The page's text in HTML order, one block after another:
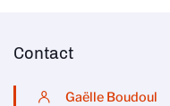
Contact
Gaëlle Boudoul